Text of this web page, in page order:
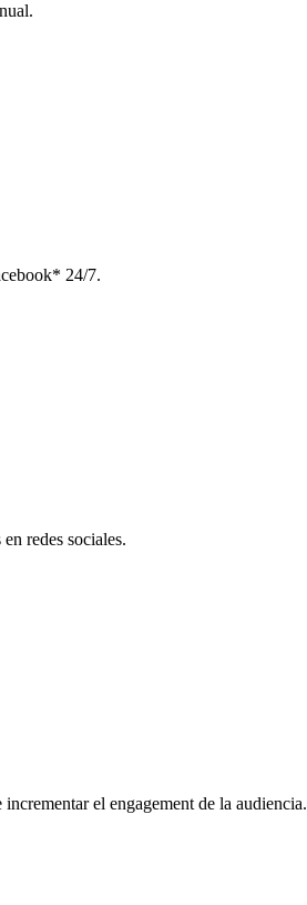
24/7.
redes sociales.
el engagement de la audiencia.